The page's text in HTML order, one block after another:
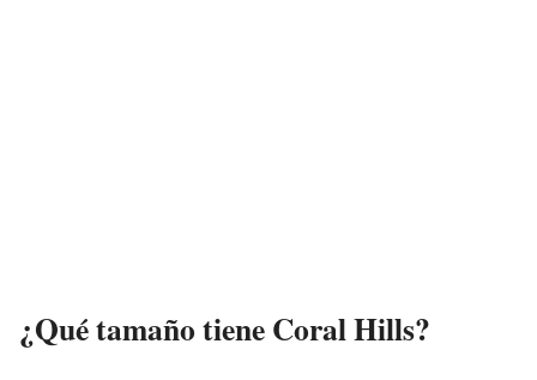
¿Qué tamaño tiene Coral Hills?